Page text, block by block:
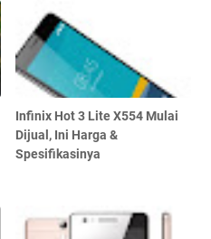
Infinix Hot 3 Lite X554 Mulai
Dijual, Ini Harga &
Spesifikasinya